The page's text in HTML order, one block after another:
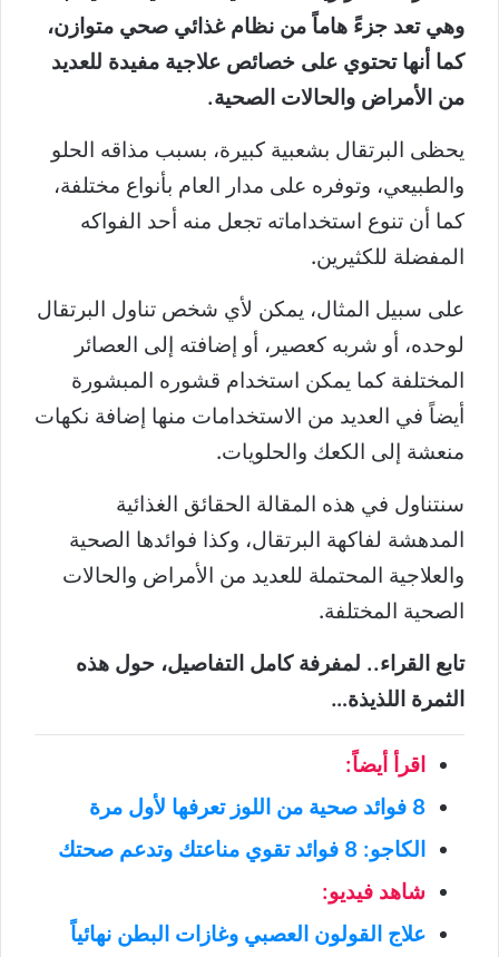
وهي تعد جزءً هاماً من نظام غذائي صحي متوازن،
كما أنها تحتوي على خصائص علاجية مفيدة للعديد
من الأمراض والحالات الصحية.
يحظى البرتقال بشعبية كبيرة، بسبب مذاقه الحلو
والطبيعي، وتوفره على مدار العام بأنواع مختلفة،
كما أن تنوع استخداماته تجعل منه أحد الفواكه
المفضلة للكثيرين.
على سبيل المثال، يمكن لأي شخص تناول البرتقال
لوحده، أو شربه كعصير، أو إضافته إلى العصائر
المختلفة كما يمكن استخدام قشوره المبشورة
أيضاً في العديد من الاستخدامات منها إضافة نكهات
منعشة إلى الكعك والحلويات.
سنتناول في هذه المقالة الحقائق الغذائية
المدهشة لفاكهة البرتقال، وكذا فوائدها الصحية
والعلاجية المحتملة للعديد من الأمراض والحالات
الصحية المختلفة.
تابع القراء.. لمفرفة كامل التفاصيل، حول هذه
الثمرة اللذيذة…
اقرأ أيضاً:
8 فوائد صحية من اللوز تعرفها لأول مرة
الكاجو: 8 فوائد تقوي مناعتك وتدعم صحتك
شاهد فيديو:
علاج القولون العصبي وغازات البطن نهائياً